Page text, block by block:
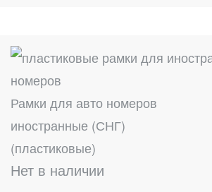
Рамки для авто номеров
иностранные (СНГ)
(пластиковые)
Нет в наличии